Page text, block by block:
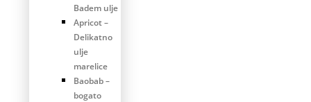
Badem ulje
Apricot –
Delikatno
ulje
marelice
Baobab –
bogato